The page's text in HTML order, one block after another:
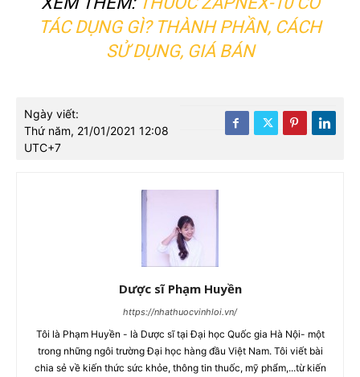
TÁC DỤNG GÌ? THÀNH PHẦN, CÁCH
SỬ DỤNG, GIÁ BÁN
Ngày viết:
Thứ năm, 21/01/2021 12:08
UTC+7
Dược sĩ Phạm Huyền
https://nhathuocvinhloi.vn/
Tôi là Phạm Huyền - là Dược sĩ tại Đại học Quốc gia Hà Nội- một
trong những ngôi trường Đại học hàng đầu Việt Nam. Tôi viết bài
chia sẻ về kiến thức sức khỏe, thông tin thuốc, mỹ phẩm,...từ kiến